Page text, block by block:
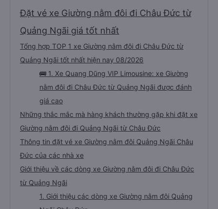
Đặt vé xe Giường nằm đôi đi Châu Đức từ
Quảng Ngãi giá tốt nhất
Tổng hợp TOP 1 xe Giường nằm đôi đi Châu Đức từ
Quảng Ngãi tốt nhất hiện nay 08/2026
🚌 1. Xe Quang Dũng VIP Limousine: xe Giường
nằm đôi đi Châu Đức từ Quảng Ngãi được đánh
giá cao
Những thắc mắc mà hàng khách thường gặp khi đặt xe
Giường nằm đôi đi Quảng Ngãi từ Châu Đức
Thông tin đặt vé xe Giường nằm đôi Quảng Ngãi Châu
Đức của các nhà xe
Giới thiệu về các dòng xe Giường nằm đôi đi Châu Đức
từ Quảng Ngãi
1. Giới thiệu các dòng xe Giường nằm đôi Quảng